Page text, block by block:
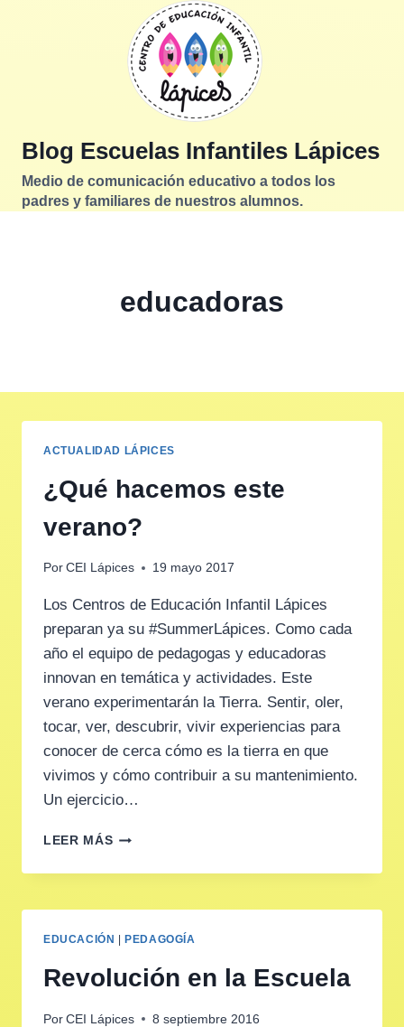
Blog Escuelas Infantiles Lápices
Medio de comunicación educativo a todos los
padres y familiares de nuestros alumnos.
educadoras
ACTUALIDAD LÁPICES
¿Qué hacemos este
verano?
Por CEI Lápices 19 mayo 2017
Los Centros de Educación Infantil Lápices
preparan ya su #SummerLápices. Como cada
año el equipo de pedagogas y educadoras
innovan en temática y actividades. Este
verano experimentarán la Tierra. Sentir, oler,
tocar, ver, descubrir, vivir experiencias para
conocer de cerca cómo es la tierra en que
vivimos y cómo contribuir a su mantenimiento.
Un ejercicio…
LEER MÁS¿QUÉ
ESTE
EDUCACIÓN PEDAGOGÍA
Revolución en la Escuela
Por CEI Lápices 8 septiembre 2016